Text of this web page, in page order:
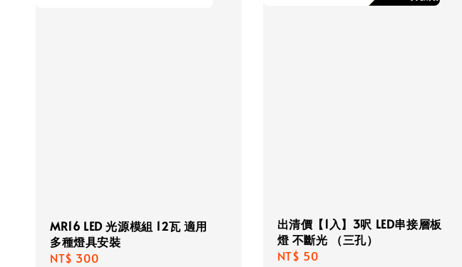
MR16 LED 光源模組 12瓦 適用
多種燈具安裝
Regular
NT$ 300
出清價【1入】3呎 LED串接層板
燈 不斷光 （三孔）
Regular
NT$ 50